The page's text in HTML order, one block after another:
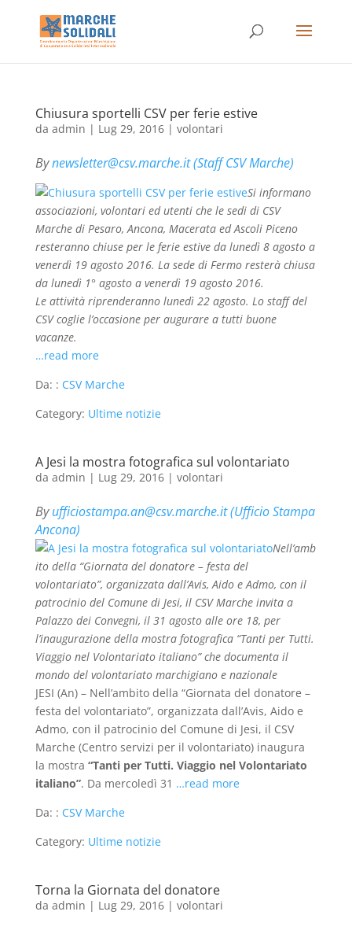
Chiusura sportelli CSV per ferie estive
da admin | Lug 29, 2016| volontari
Bynewsletter@csv.marche.it (Staff CSV Marche)
Si informano
associazioni, volontari ed utenti che le sedi di CSV
Marche di Pesaro, Ancona, Macerata ed Ascoli Piceno
resteranno chiuse per le ferie estive da lunedì 8 agosto a
venerdì 19 agosto 2016. La sede di Fermo resterà chiusa
da lunedì 1° agosto a venerdì 19 agosto 2016.
Le attività riprenderanno lunedì 22 agosto. Lo staff del
CSV coglie l’occasione per augurare a tutti buone
vacanze.
…read more
Da: : CSV Marche
Category: Ultime notizie
A Jesi la mostra fotografica sul volontariato
da admin | Lug 29, 2016| volontari
Byufficiostampa.an@csv.marche.it (Ufficio Stampa
Ancona)
Nell’amb
ito della “Giornata del donatore – festa del
volontariato”, organizzata dall’Avis, Aido e Admo, con il
patrocinio del Comune di Jesi, il CSV Marche invita a
Palazzo dei Convegni, il 31 agosto alle ore 18, per
l’inaugurazione della mostra fotografica “Tanti per Tutti.
Viaggio nel Volontariato italiano” che documenta il
mondo del volontariato marchigiano e nazionale
JESI (An) – Nell’ambito della “Giornata del donatore –
festa del volontariato”, organizzata dall’Avis, Aido e
Admo, con il patrocinio del Comune di Jesi, il CSV
Marche (Centro servizi per il volontariato) inaugura
la mostra “Tanti per Tutti. Viaggio nel Volontariato
italiano”. Da mercoledì 31 …read more
Da: : CSV Marche
Category: Ultime notizie
Torna la Giornata del donatore
da admin | Lug 29, 2016| volontari